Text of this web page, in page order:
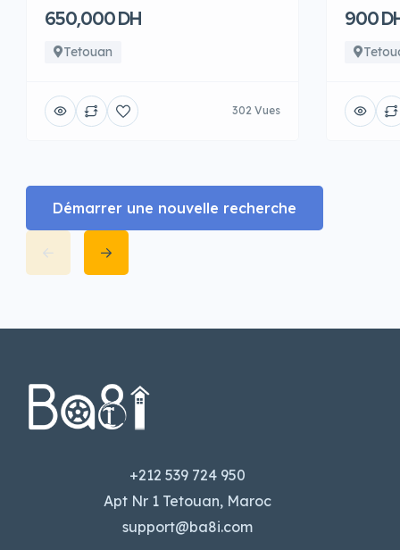
650,000 DH
Tetouan
302 Vues
900
Démarrer une nouvelle recherche
+212 539 724 950
Apt Nr 1 Tetouan, Maroc
support@ba8i.com